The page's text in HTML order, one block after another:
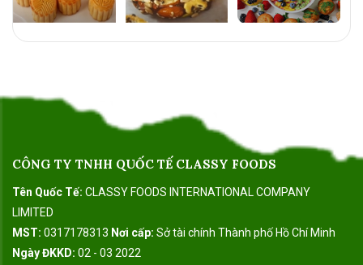
CÔNG TY TNHH QUỐC TẾ CLASSY FOODS
Tên Quốc Tế: CLASSY FOODS INTERNATIONAL COMPANY
LIMITED
MST: 0317178313 Nơi cấp: Sở tài chính Thành phố Hồ Chí Minh
Ngày ĐKKD: 02 - 03 2022